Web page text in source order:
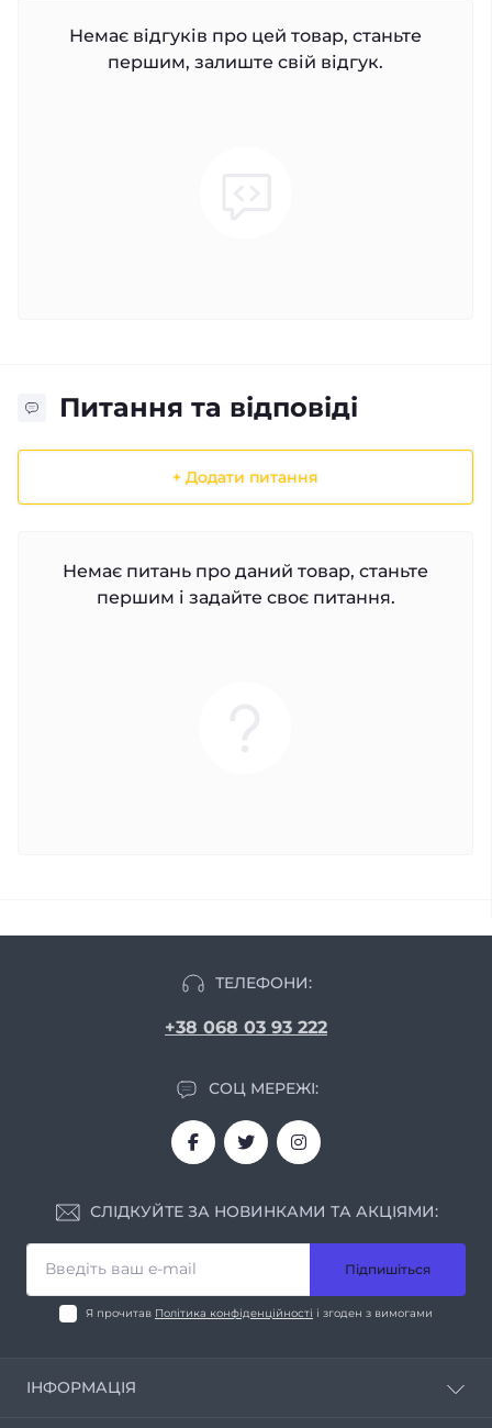
Немає відгуків про цей товар, станьте
першим, залиште свій відгук.
Питання та відповіді
+ Додати питання
Немає питань про даний товар, станьте
першим і задайте своє питання.
ТЕЛЕФОНИ:
+38 068 03 93 222
СОЦ МЕРЕЖІ:
СЛІДКУЙТЕ ЗА НОВИНКАМИ ТА АКЦІЯМИ:
Підпишіться
Я прочитав Політика конфіденційності і згоден з вимогами
ІНФОРМАЦІЯ